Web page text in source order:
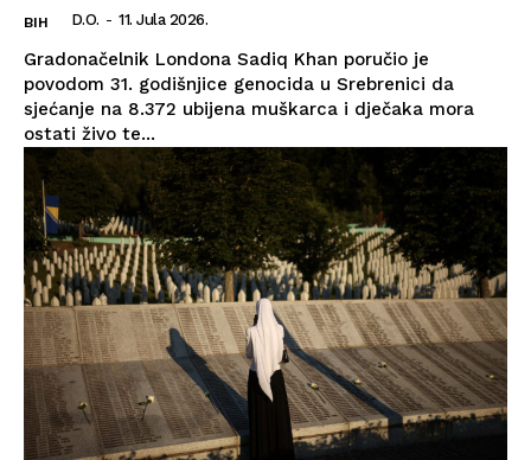
BIH D.O. - 11. Jula 2026.
Gradonačelnik Londona Sadiq Khan poručio je
povodom 31. godišnjice genocida u Srebrenici da
sjećanje na 8.372 ubijena muškarca i dječaka mora
ostati živo te...